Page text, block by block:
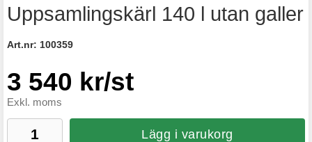
Uppsamlingskärl 140 l utan galler
Art.nr: 100359
3 540 kr/st
Exkl. moms
Lägg i varukorg